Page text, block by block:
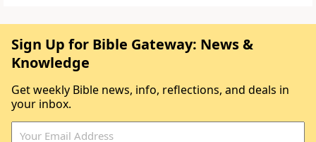
Sign Up for Bible Gateway: News &
Knowledge
Get weekly Bible news, info, reflections, and deals in
your inbox.